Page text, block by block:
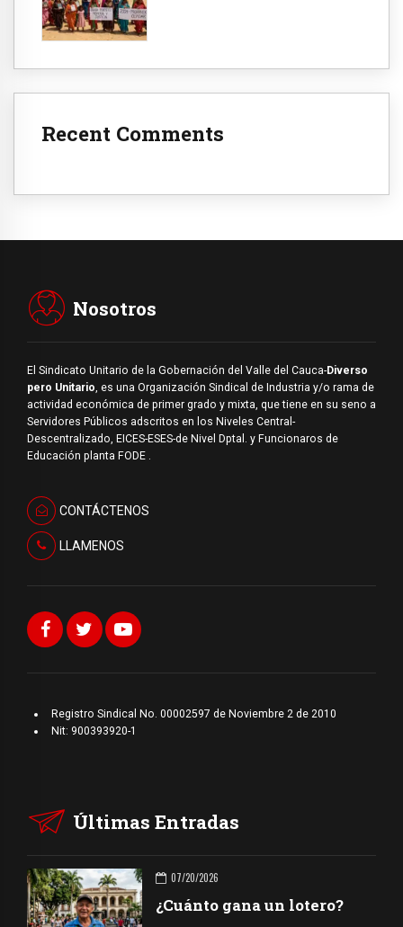
Recent Comments
Nosotros
El Sindicato Unitario de la Gobernación del Valle del Cauca-Diverso
pero Unitario , es una Organización Sindical de Industria y/o rama de
actividad económica de primer grado y mixta, que tiene en su seno a
Servidores Públicos adscritos en los Niveles Central-
Descentralizado, EICES-ESES-de Nivel Dptal. y Funcionaros de
Educación planta FODE .
CONTÁCTENOS
LLAMENOS
Registro Sindical No. 00002597 de Noviembre 2 de 2010
Nit: 900393920-1
Últimas Entradas
07/20/2026
¿Cuánto gana un lotero?